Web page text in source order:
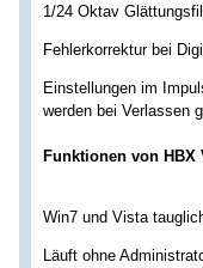
1/24 Oktav
Fehlerkorrektur bei
Einstellungen im
werden bei Verlassen
Funktionen von HBX
Win7 und Vista
Läuft ohne